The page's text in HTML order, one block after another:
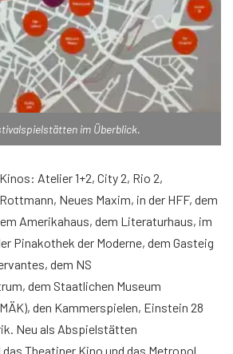
im Überblick.
Atelier 1+2, City 2, Rio 2,
Neues Maxim, in der HFF, dem
Amerikahaus, dem Literaturhaus, im
Pinakothek der Moderne, dem Gasteig
dem NS
dem Staatlichen Museum
den Kammerspielen, Einstein 28
Neu als Abspielstätten
Theatiner Kino und das Metropol